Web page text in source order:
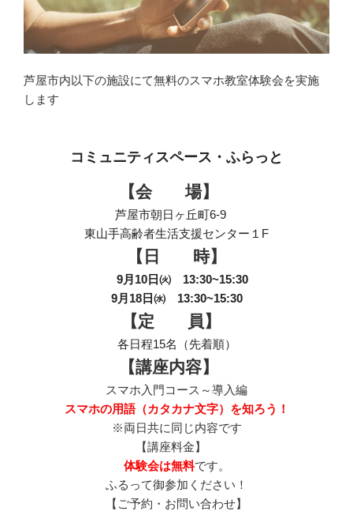
芦屋市内以下の施設にて無料のスマホ教室体験会を実施
します
コミュニティスペース・ふらっと
【会 場】
芦屋市朝日ヶ丘町6-9
東山手高齢者生活支援センター１F
【日 時】
9月10日㈫ 13:30~15:30
9月18日㈬ 13:30~15:30
【定 員】
各日程15名（先着順）
【講座内容】
スマホ入門コース～導入編
スマホの用語（カタカナ文字）を知ろう！
※両日共に同じ内容です
【講座料金】
体験会は無料です。
ふるって御参加ください！
【ご予約・お問い合わせ】